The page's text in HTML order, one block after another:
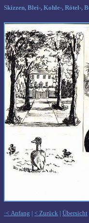
Skizzen, Blei-, Kohle-, Rötel-,
·< Anfang | < Zurück | Übersicht